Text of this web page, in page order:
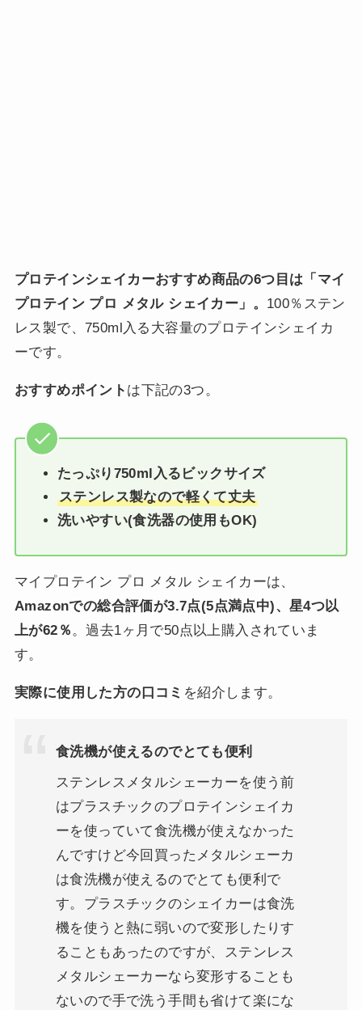
プロテインシェイカーおすすめ商品の6つ目は「マイ
プロテイン プロ メタル シェイカー」。 100％ステン
レス製で、750ml入る大容量のプロテインシェイカ
ーです。
おすすめポイント は下記の3つ。
たっぷり750ml入るビックサイズ
ステンレス製なので軽くて丈夫
洗いやすい(食洗器の使用もOK)
マイプロテイン プロ メタル シェイカーは、
Amazonでの総合評価が3.7点(5点満点中)、星4つ以
上が62％。過去1ヶ月で50点以上購入されていま
す。
実際に使用した方の口コミ を紹介します。
食洗機が使えるのでとても便利
ステンレスメタルシェーカーを使う前
はプラスチックのプロテインシェイカ
ーを使っていて食洗機が使えなかった
んですけど今回買ったメタルシェーカ
は食洗機が使えるのでとても便利で
す。プラスチックのシェイカーは食洗
機を使うと熱に弱いので変形したりす
ることもあったのですが、ステンレス
メタルシェーカーなら変形することも
ないので手で洗う手間も省けて楽にな